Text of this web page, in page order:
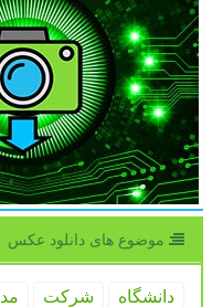
موضوع های دانلود عكس
دانشگاه شركت مد